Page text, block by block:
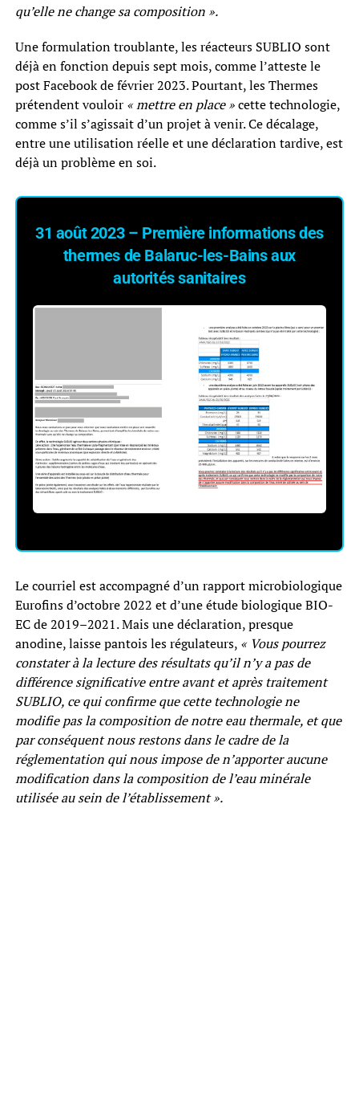
qu’elle ne change sa composition ».
Une formulation troublante, les réacteurs SUBLIO sont
déjà en fonction depuis sept mois, comme l’atteste le
post Facebook de février 2023. Pourtant, les Thermes
prétendent vouloir « mettre en place »cette technologie,
comme s’il s’agissait d’un projet à venir. Ce décalage,
entre une utilisation réelle et une déclaration tardive, est
déjà un problème en soi.
31 août 2023 – Première informations des
thermes de Balaruc-les-Bains aux
autorités sanitaires
Le courriel est accompagné d’un rapport microbiologique
Eurofins d’octobre 2022 et d’une étude biologique BIO-
EC de 2019–2021. Mais une déclaration, presque
anodine, laisse pantois les régulateurs, « Vous pourrez
constater à la lecture des résultats qu’il n’y a pas de
différence significative entre avant et après traitement
SUBLIO, ce qui confirme que cette technologie ne
modifie pas la composition de notre eau thermale, et que
par conséquent nous restons dans le cadre de la
réglementation qui nous impose de n’apporter aucune
modification dans la composition de l’eau minérale
utilisée au sein de l’établissement ».